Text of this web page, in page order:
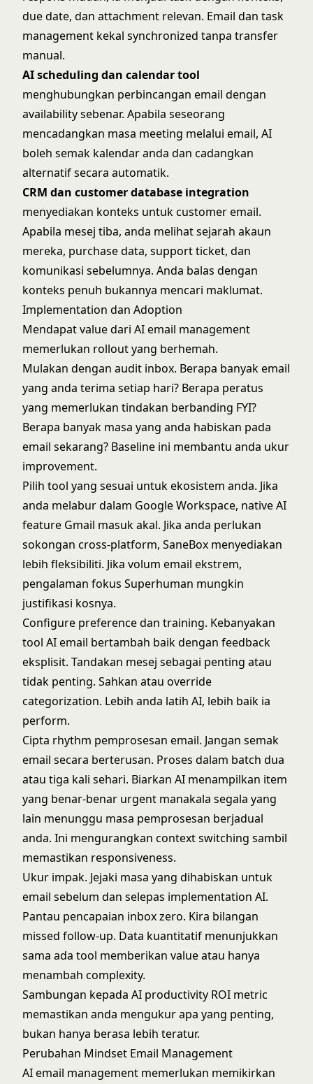
due date, dan attachment relevan. Email dan task
management kekal synchronized tanpa transfer
manual.
AI scheduling dan calendar tool
menghubungkan perbincangan email dengan
availability sebenar. Apabila seseorang
mencadangkan masa meeting melalui email, AI
boleh semak kalendar anda dan cadangkan
alternatif secara automatik.
CRM dan customer database integration
menyediakan konteks untuk customer email.
Apabila mesej tiba, anda melihat sejarah akaun
mereka, purchase data, support ticket, dan
komunikasi sebelumnya. Anda balas dengan
konteks penuh bukannya mencari maklumat.
Implementation dan Adoption
Mendapat value dari AI email management
memerlukan rollout yang berhemah.
Mulakan dengan audit inbox. Berapa banyak email
yang anda terima setiap hari? Berapa peratus
yang memerlukan tindakan berbanding FYI?
Berapa banyak masa yang anda habiskan pada
email sekarang? Baseline ini membantu anda ukur
improvement.
Pilih tool yang sesuai untuk ekosistem anda. Jika
anda melabur dalam Google Workspace, native AI
feature Gmail masuk akal. Jika anda perlukan
sokongan cross-platform, SaneBox menyediakan
lebih fleksibiliti. Jika volum email ekstrem,
pengalaman fokus Superhuman mungkin
justifikasi kosnya.
Configure preference dan training. Kebanyakan
tool AI email bertambah baik dengan feedback
eksplisit. Tandakan mesej sebagai penting atau
tidak penting. Sahkan atau override
categorization. Lebih anda latih AI, lebih baik ia
perform.
Cipta rhythm pemprosesan email. Jangan semak
email secara berterusan. Proses dalam batch dua
atau tiga kali sehari. Biarkan AI menampilkan item
yang benar-benar urgent manakala segala yang
lain menunggu masa pemprosesan berjadual
anda. Ini mengurangkan context switching sambil
memastikan responsiveness.
Ukur impak. Jejaki masa yang dihabiskan untuk
email sebelum dan selepas implementation AI.
Pantau pencapaian inbox zero. Kira bilangan
missed follow-up. Data kuantitatif menunjukkan
sama ada tool memberikan value atau hanya
menambah complexity.
Sambungan kepada AI productivity ROI metric
memastikan anda mengukur apa yang penting,
bukan hanya berasa lebih teratur.
Perubahan Mindset Email Management
AI email management memerlukan memikirkan